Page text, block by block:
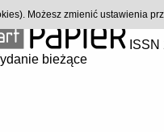
bieżące
Możesz zmienić ustawienia